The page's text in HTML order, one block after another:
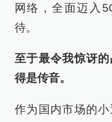
网络，全面迈入
待。
至于最令我惊讶
得是传音。
作为国内市场的